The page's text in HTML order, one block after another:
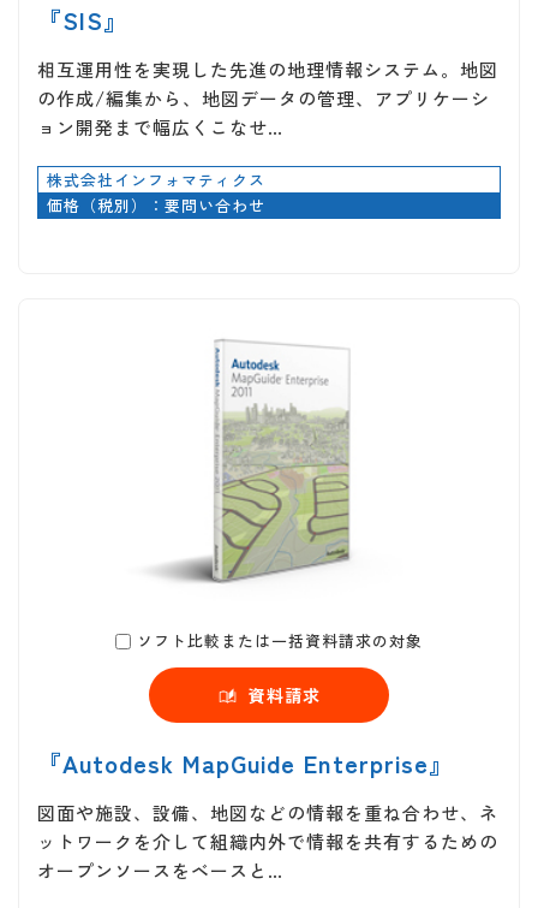
『SIS』
相互運用性を実現した先進の地理情報システム。地図
の作成/編集から、地図データの管理、アプリケーシ
ョン開発まで幅広くこなせ…
株式会社インフォマティクス
価格（税別）：要問い合わせ
ソフト比較または一括資料請求の対象
資料請求
『Autodesk MapGuide Enterprise』
図面や施設、設備、地図などの情報を重ね合わせ、ネ
ットワークを介して組織内外で情報を共有するための
オープンソースをベースと…